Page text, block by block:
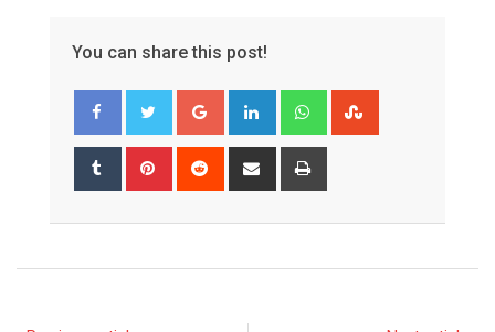
You can share this post!
Google+ LinkedIn Whatsapp
Tumblr Pinterest Reddit
Share